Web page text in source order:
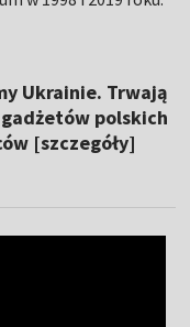
Ukrainie. Trwają
polskich
[szczegóły]